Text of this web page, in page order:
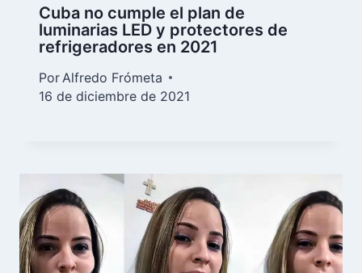
Cuba no cumple el plan de
luminarias LED y protectores de
refrigeradores en 2021
Por Alfredo Frómeta
16 de diciembre de 2021